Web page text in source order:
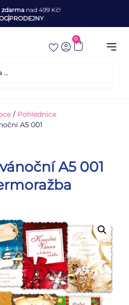
zdarma nad 499 Kč!
PRODEJNY
0
/ Pohlednice
A5 001
A5 001